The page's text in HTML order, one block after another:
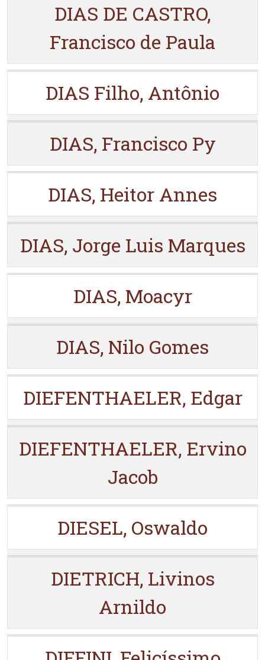
DIAS DE CASTRO,
Francisco de Paula
DIAS Filho, Antônio
DIAS, Francisco Py
DIAS, Heitor Annes
DIAS, Jorge Luis Marques
DIAS, Moacyr
DIAS, Nilo Gomes
DIEFENTHAELER, Edgar
DIEFENTHAELER, Ervino
Jacob
DIESEL, Oswaldo
DIETRICH, Livinos
Arnildo